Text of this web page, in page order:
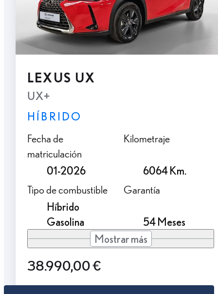
LEXUS UX
UX+
HÍBRIDO
Fecha de
matriculación
01-2026
Kilometraje
6064 Km.
Tipo de combustible
Híbrido
Gasolina
Garantía
54 Meses
Mostrar más
38.990,00 €